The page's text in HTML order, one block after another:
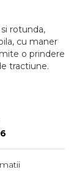
rotunda,
cu maner
o prindere
tractiune.